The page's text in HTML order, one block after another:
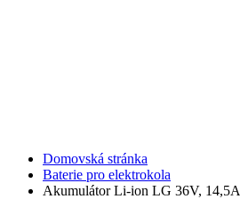
Domovská stránka
Baterie pro elektrokola
Akumulátor Li-ion LG 36V,